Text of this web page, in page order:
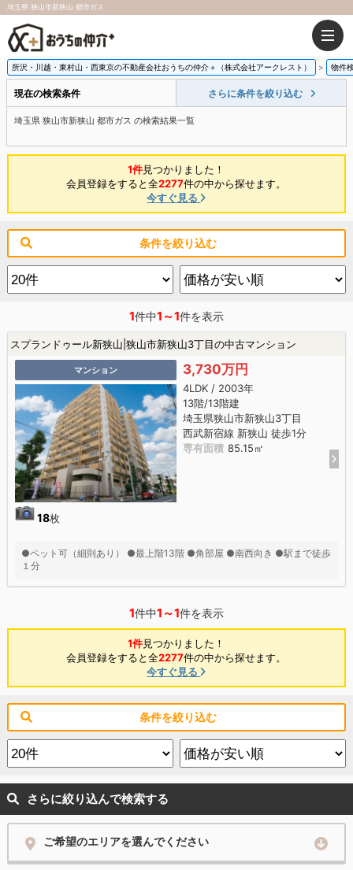
埼玉県 狭山市新狭山 都市ガス
所沢・川越・東村山・西東京の不動産会社おうちの仲介＋（株式会社アークレスト） 物件
現在の検索条件 さらに条件を絞り込む
埼玉県 狭山市新狭山 都市ガス の検索結果一覧
1件見つかりました！
会員登録をすると全2277件の中から探せます。
今すぐ見る
条件を絞り込む
1件中1～1件を表示
スプランドゥール新狭山|狭山市新狭山3丁目の中古マンション
マンション
18枚
3,730万円
4LDK / 2003年
13階/13階建
埼玉県狭山市新狭山3丁目
西武新宿線 新狭山 徒歩1分
専有面積 85.15㎡
●ペット可（細則あり） ●最上階13階 ●角部屋 ●南西向き ●駅まで徒歩
１分
1件中1～1件を表示
1件見つかりました！
会員登録をすると全2277件の中から探せます。
今すぐ見る
条件を絞り込む
さらに絞り込んで検索する
ご希望のエリアを選んでください